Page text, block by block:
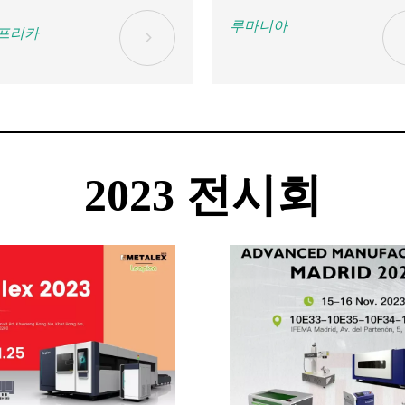
리카 루마니아
2023 전시회